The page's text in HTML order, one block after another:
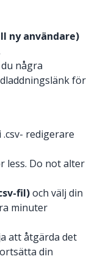
ny användare)
några
för
redigerare
less. Do not alter
fil)och välj din
minuter
att åtgärda det
din